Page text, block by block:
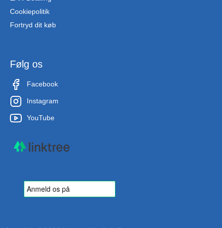
Cookiepolitik
Fortryd dit køb
Følg os
Facebook
Instagram
YouTube